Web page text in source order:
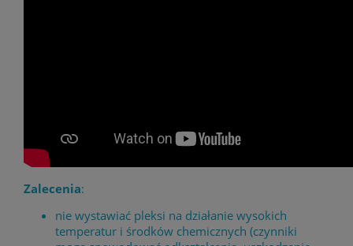
Zalecenia:
nie wystawiać pleksi na działanie wysokich
temperatur i środków chemicznych (czynniki